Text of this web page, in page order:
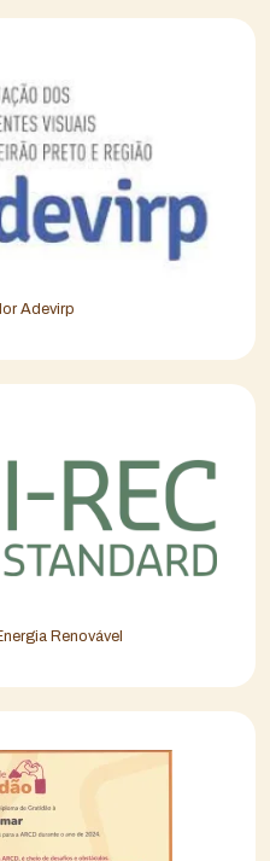
Adevirp
Renovável